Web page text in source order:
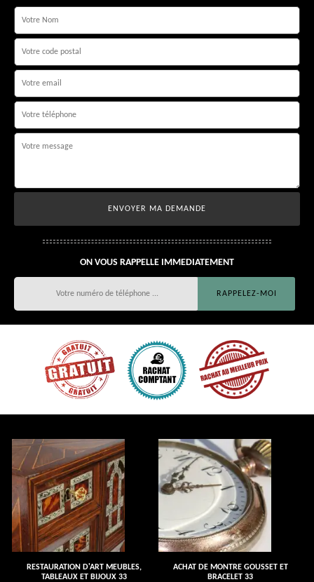
ON VOUS RAPPELLE IMMEDIATEMENT
RESTAURATION D'ART MEUBLES,
TABLEAUX ET BIJOUX 33
ACHAT DE MONTRE GOUSSET ET
BRACELET 33